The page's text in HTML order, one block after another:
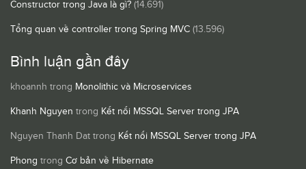
Constructor trong Java là gì? (14.691)
Tổng quan về controller trong Spring MVC (13.596)
Bình luận gần đây
khoannh trong Monolithic và Microservices
Khanh Nguyen trong Kết nối MSSQL Server trong JPA
Nguyen Thanh Dat trong Kết nối MSSQL Server trong JPA
Phong trong Cơ bản về Hibernate